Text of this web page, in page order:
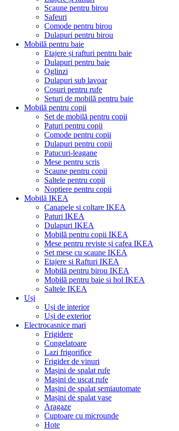
Scaune pentru birou
Safeuri
Comode pentru birou
Dulapuri pentru birou
Mobilă pentru baie
Etajere și rafturi pentru baie
Dulapuri pentru baie
Oglinzi
Dulapuri sub lavoar
Cosuri pentru rufe
Seturi de mobilă pentru baie
Mobilă pentru copii
Set de mobilă pentru copii
Paturi pentru copii
Comode pentru copii
Dulapuri pentru copii
Patucuri-leagane
Mese pentru scris
Scaune pentru copii
Saltele pentru copii
Noptiere pentru copii
Mobilă IKEA
Canapele si coltare IKEA
Paturi IKEA
Dulapuri IKEA
Mobilă pentru copii IKEA
Mese pentru reviste și cafea IKEA
Set mese cu scaune IKEA
Etajere si Rafturi IKEA
Mobilă pentru birou IKEA
Mobilă pentru baie si hol IKEA
Saltele IKEA
Uși
Uși de interior
Uși de exterior
Electrocasnice mari
Frigidere
Congelatoare
Lazi frigorifice
Frigider de vinuri
Mașini de spalat rufe
Mașini de uscat rufe
Mașini de spalat semiautomate
Mașini de spalat vase
Aragaze
Cuptoare cu microunde
Hote